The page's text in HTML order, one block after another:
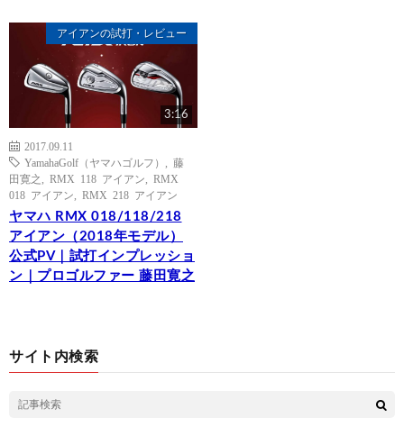
アイアンの試打・レビュー
3:16
2017.09.11
YamahaGolf（ヤマハゴルフ）
藤
田寛之
RMX 118 アイアン
RMX
018 アイアン
RMX 218 アイアン
ヤマハ RMX 018/118/218
アイアン（2018年モデル）
公式PV｜試打インプレッショ
ン｜プロゴルファー 藤田寛之
サイト内検索